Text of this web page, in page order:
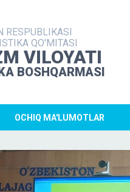
RESPUBLIKASI
QO'MITASI
VILOYATI
BOSHQARMASI
OCHIQ MA'LUMOTLAR